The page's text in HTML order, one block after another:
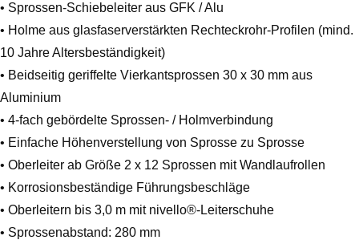
• Sprossen-Schiebeleiter aus GFK / Alu
• Holme aus glasfaserverstärkten Rechteckrohr-Profilen (mind.
10 Jahre Altersbeständigkeit)
• Beidseitig geriffelte Vierkantsprossen 30 x 30 mm aus
Aluminium
• 4-fach gebördelte Sprossen- / Holmverbindung
• Einfache Höhenverstellung von Sprosse zu Sprosse
• Oberleiter ab Größe 2 x 12 Sprossen mit Wandlaufrollen
• Korrosionsbeständige Führungsbeschläge
• Oberleitern bis 3,0 m mit nivello®-Leiterschuhe
• Sprossenabstand: 280 mm